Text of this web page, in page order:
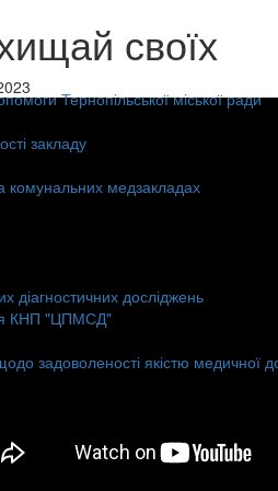
Тернопільської міської ради
закладу
комунальних медзакладах
діагностичних досліджень
КНП "ЦПМСД"
задоволеності якістю медичної
своїх